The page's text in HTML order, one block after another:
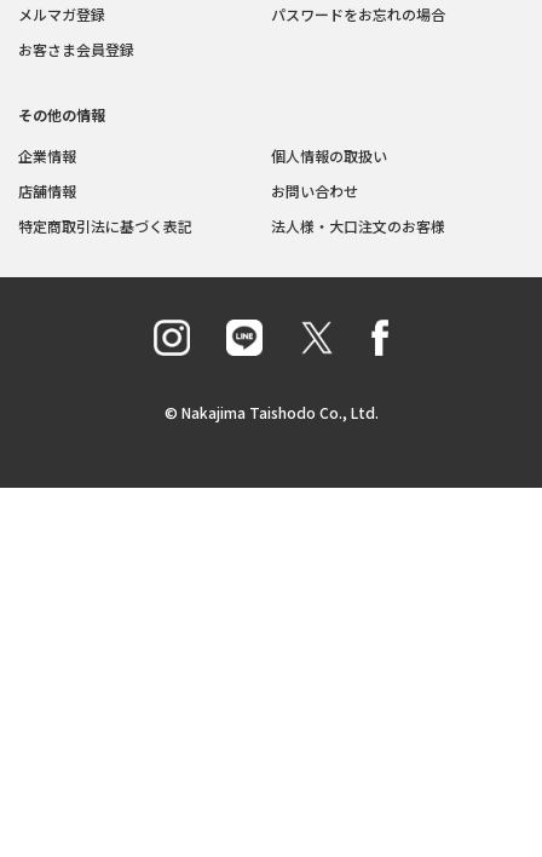
メルマガ登録
お客さま会員登録
パスワードをお忘れの場合
その他の情報
企業情報
店舗情報
特定商取引法に基づく表記
個人情報の取扱い
お問い合わせ
法人様・大口注文のお客様
© Nakajima Taishodo Co., Ltd.